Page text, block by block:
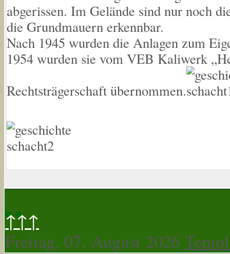
abgerissen. Im Gelände sind nur noch
die Grundmauern erkennbar.
Nach 1945 wurden die Anlagen zum
1954 wurden sie vom VEB Kaliwerk
Rechtsträgerschaft übernommen.
↑↑↑
Freitag, 07. August 2026